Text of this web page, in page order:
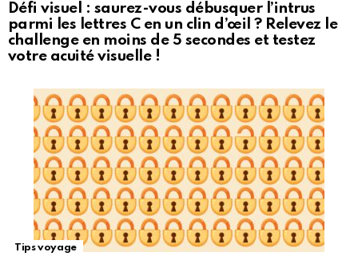
Défi visuel : saurez-vous débusquer l’intrus
parmi les lettres C en un clin d’œil ? Relevez le
challenge en moins de 5 secondes et testez
votre acuité visuelle !
Tips voyage